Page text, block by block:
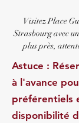
Visitez Place
Strasbourg avec
plus près,
Astuce :
à l'avance
préférentiels
disponibilité